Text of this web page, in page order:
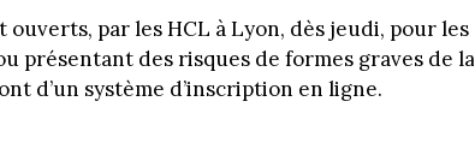
par les HCL à Lyon, dès jeudi, pour les
présentant des risques de formes graves de la
d’un système d’inscription en ligne.